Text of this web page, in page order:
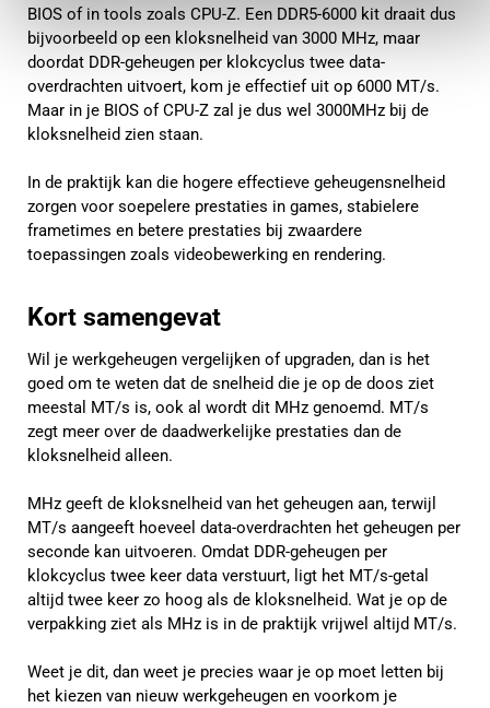
BIOS of in tools zoals CPU-Z. Een DDR5-6000 kit draait dus
bijvoorbeeld op een kloksnelheid van 3000 MHz, maar
doordat DDR-geheugen per klokcyclus twee data-
overdrachten uitvoert, kom je effectief uit op 6000 MT/s.
Maar in je BIOS of CPU-Z zal je dus wel 3000MHz bij de
kloksnelheid zien staan.
In de praktijk kan die hogere effectieve geheugensnelheid
zorgen voor soepelere prestaties in games, stabielere
frametimes en betere prestaties bij zwaardere
toepassingen zoals videobewerking en rendering.
Kort samengevat
Wil je werkgeheugen vergelijken of upgraden, dan is het
goed om te weten dat de snelheid die je op de doos ziet
meestal MT/s is, ook al wordt dit MHz genoemd. MT/s
zegt meer over de daadwerkelijke prestaties dan de
kloksnelheid alleen.
MHz geeft de kloksnelheid van het geheugen aan, terwijl
MT/s aangeeft hoeveel data-overdrachten het geheugen per
seconde kan uitvoeren. Omdat DDR-geheugen per
klokcyclus twee keer data verstuurt, ligt het MT/s-getal
altijd twee keer zo hoog als de kloksnelheid. Wat je op de
verpakking ziet als MHz is in de praktijk vrijwel altijd MT/s.
Weet je dit, dan weet je precies waar je op moet letten bij
het kiezen van nieuw werkgeheugen en voorkom je